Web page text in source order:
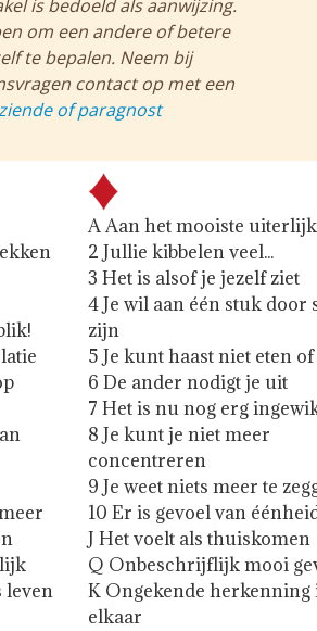
is bedoeld als aanwijzing.
om een andere of betere
te bepalen. Neem bij
contact op met een
of paragnost
leven
A Aan het mooiste uiterlijk
2 Jullie kibbelen veel...
3 Het is alsof je jezelf ziet
4 Je wil aan één stuk door
zijn
5 Je kunt haast niet eten of
6 De ander nodigt je uit
7 Het is nu nog erg
8 Je kunt je niet meer
concentreren
9 Je weet niets meer te
10 Er is gevoel van
J Het voelt als thuiskomen
Q Onbeschrijflijk mooi
K Ongekende herkenning
elkaar